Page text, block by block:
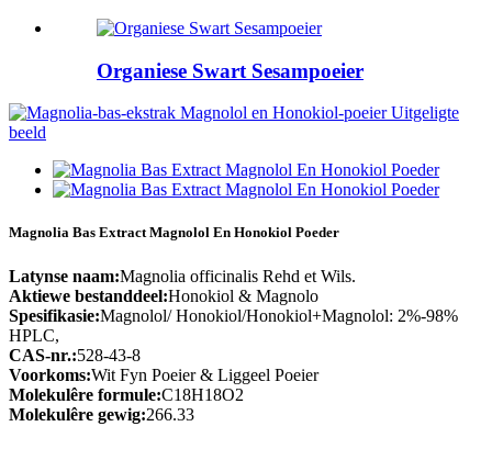
Organiese Swart Sesampoeier
Magnolia Bas Extract Magnolol En Honokiol Poeder
Latynse naam:Magnolia officinalis Rehd et Wils.
Aktiewe bestanddeel:Honokiol & Magnolo
Spesifikasie:Magnolol/ Honokiol/Honokiol+Magnolol: 2%-98%
HPLC,
CAS-nr.:528-43-8
Voorkoms:Wit Fyn Poeier & Liggeel Poeier
Molekulêre formule:C18H18O2
Molekulêre gewig:266.33